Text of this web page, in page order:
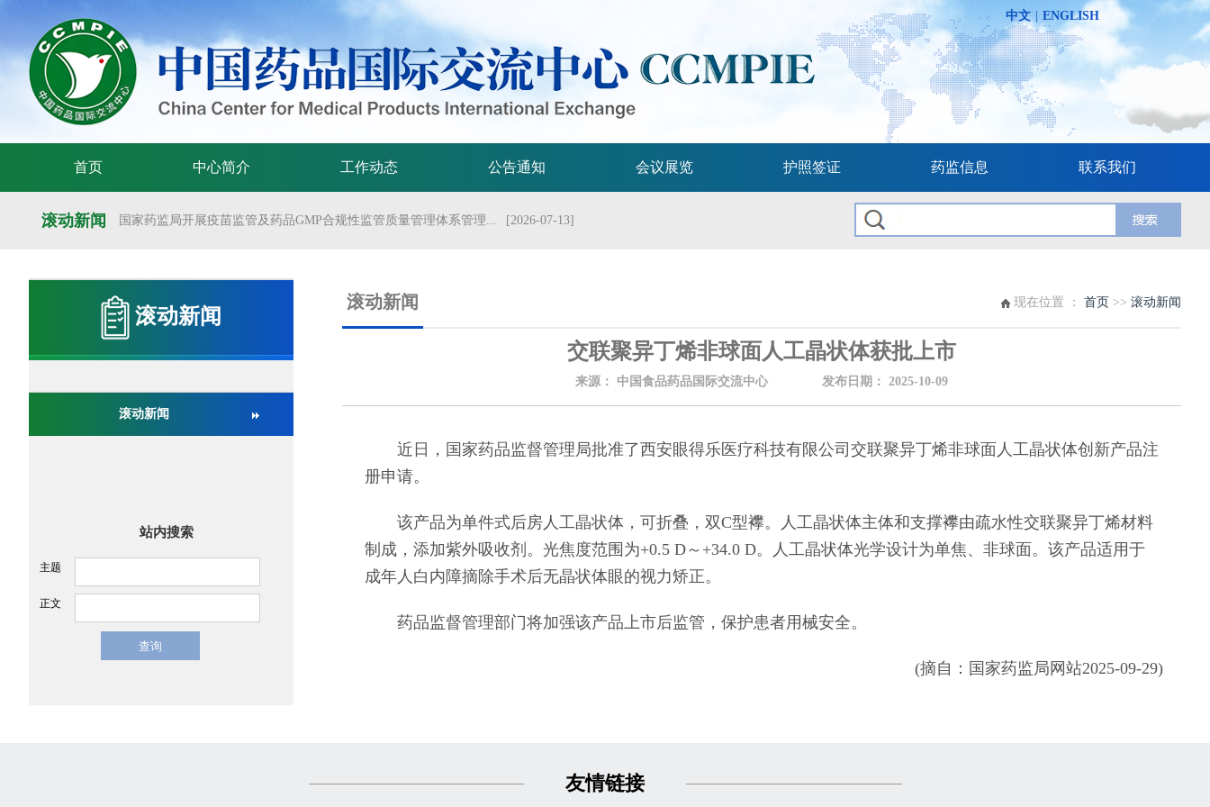
中文 ENGLISH
首页 中心简介 工作动态 公告通知 会议展览 护照签证 药监信息 联系我们
滚动新闻 国家药监局开展疫苗监管及药品GMP合规性监管质量管理体系管理... [2026-07-13]
国家药监局药审中心关于发布《预防用mRNA疫苗临床试验技术指...
国家药监局药审中心关于发布《关于开发适宜药品包装规格的指导原...
国家药监局 国家卫生健康委 国家中医药局 国家疾控局关于发布...
关于举办第十六届中国医疗器械监督管理国际会议的通知
滚动新闻
滚动新闻
站内搜索
主题
正文
滚动新闻 现在位置 ： 首页 >> 滚动新闻
交联聚异丁烯非球面人工晶状体获批上市
来源： 中国食品药品国际交流中心 发布日期： 2025-10-09
近日，国家药品监督管理局批准了西安眼得乐医疗科技有限公司交联聚异丁烯非球面人工晶状体创新产品注
册申请。
该产品为单件式后房人工晶状体，可折叠，双C型襻。人工晶状体主体和支撑襻由疏水性交联聚异丁烯材料
制成，添加紫外吸收剂。光焦度范围为+0.5 D～+34.0 D。人工晶状体光学设计为单焦、非球面。该产品适用于
成年人白内障摘除手术后无晶状体眼的视力矫正。
药品监督管理部门将加强该产品上市后监管，保护患者用械安全。
(摘自：国家药监局网站2025-09-29)
友情链接